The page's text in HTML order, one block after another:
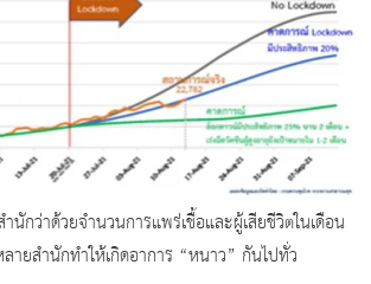
กว่าด้วยจำนวนการแพร่เชื้อและผู้เสียชีวิตในเดือน
ายสำนักทำให้เกิดอาการ “หนาว” กันไปทั่ว